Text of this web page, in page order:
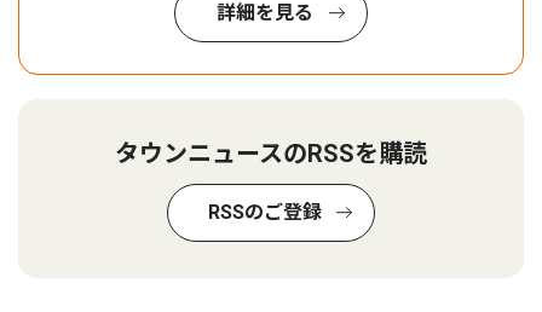
詳細を見る
タウンニュースのRSSを購読
RSSのご登録